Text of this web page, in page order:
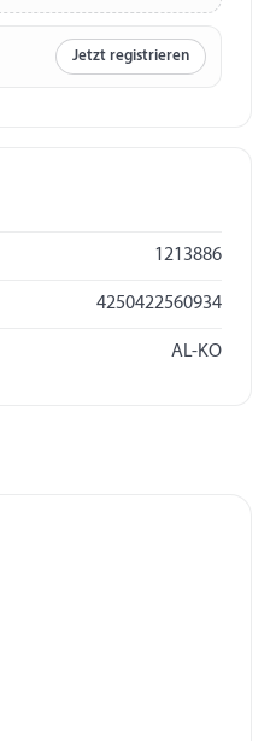
Jetzt registrieren
1213886
4250422560934
AL-KO